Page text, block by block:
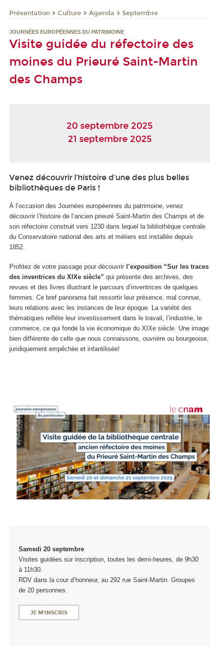
Présentation Culture Agenda Septembre
JOURNÉES EUROPÉENNES DU PATRIMOINE
Visite guidée du réfectoire des
moines du Prieuré Saint-Martin
des Champs
20 septembre 2025
21 septembre 2025
Venez découvrir l’histoire d’une des plus belles
bibliothèques de Paris !
À l’occasion des Journées européennes du patrimoine, venez
découvrir l’histoire de l’ancien prieuré Saint-Martin des Champs et de
son réfectoire construit vers 1230 dans lequel la bibliothèque centrale
du Conservatoire national des arts et métiers est installée depuis
1852.
Profitez de votre passage pour découvrir l’exposition “Sur les traces
des inventrices du XIXe siècle” qui présente des archives, des
revues et des livres illustrant le parcours d’inventrices de quelques
femmes. Ce bref panorama fait ressortir leur présence, mal connue,
leurs relations avec les instances de leur époque. La variété des
thématiques reflète leur investissement dans le travail, l’industrie, le
commerce, ce qui fonde la vie économique du XIXe siècle. Une image
bien différente de celle que nous connaissons, ouvrière ou bourgeoise,
juridiquement empêchée et infantilisée!
Samedi 20 septembre
Visites guidées sur inscription, toutes les demi-heures, de 9h30
à 11h30.
RDV dans la cour d’honneur, au 292 rue Saint-Martin. Groupes
de 20 personnes.
JE M'INSCRIS